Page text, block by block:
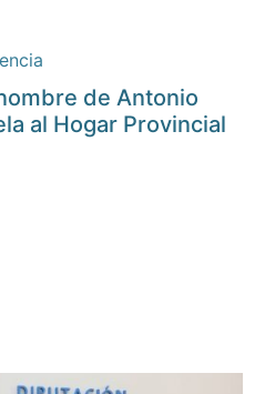
de Antonio
al Hogar Provincial